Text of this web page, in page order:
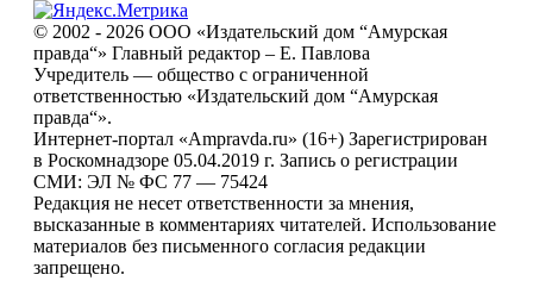
© 2002 - 2026 ООО «Издательский дом “Амурская
правда“» Главный редактор – Е. Павлова
Учредитель — общество с ограниченной
ответственностью «Издательский дом “Амурская
правда“».
Интернет-портал «Ampravda.ru» (16+) Зарегистрирован
в Роскомнадзоре 05.04.2019 г. Запись о регистрации
СМИ: ЭЛ № ФС 77 — 75424
Редакция не несет ответственности за мнения,
высказанные в комментариях читателей. Использование
материалов без письменного согласия редакции
запрещено.